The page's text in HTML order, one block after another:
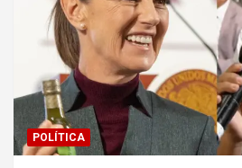
POLÍTICA